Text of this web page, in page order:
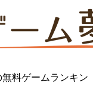
料ゲームランキン